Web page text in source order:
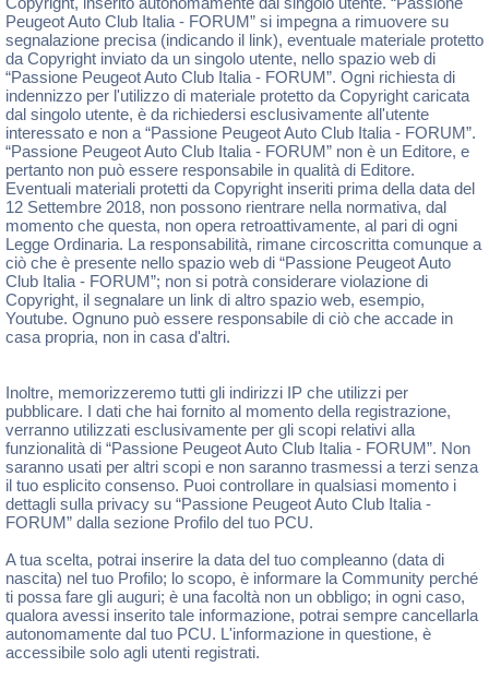
Peugeot Auto Club Italia - FORUM” si impegna a rimuovere su
segnalazione precisa (indicando il link), eventuale materiale protetto
da Copyright inviato da un singolo utente, nello spazio web di
“Passione Peugeot Auto Club Italia - FORUM”. Ogni richiesta di
indennizzo per l'utilizzo di materiale protetto da Copyright caricata
dal singolo utente, è da richiedersi esclusivamente all'utente
interessato e non a “Passione Peugeot Auto Club Italia - FORUM”.
“Passione Peugeot Auto Club Italia - FORUM” non è un Editore, e
pertanto non può essere responsabile in qualità di Editore.
Eventuali materiali protetti da Copyright inseriti prima della data del
12 Settembre 2018, non possono rientrare nella normativa, dal
momento che questa, non opera retroattivamente, al pari di ogni
Legge Ordinaria. La responsabilità, rimane circoscritta comunque a
ciò che è presente nello spazio web di “Passione Peugeot Auto
Club Italia - FORUM”; non si potrà considerare violazione di
Copyright, il segnalare un link di altro spazio web, esempio,
Youtube. Ognuno può essere responsabile di ciò che accade in
casa propria, non in casa d'altri.
Inoltre, memorizzeremo tutti gli indirizzi IP che utilizzi per
pubblicare. I dati che hai fornito al momento della registrazione,
verranno utilizzati esclusivamente per gli scopi relativi alla
funzionalità di “Passione Peugeot Auto Club Italia - FORUM”. Non
saranno usati per altri scopi e non saranno trasmessi a terzi senza
il tuo esplicito consenso. Puoi controllare in qualsiasi momento i
dettagli sulla privacy su “Passione Peugeot Auto Club Italia -
FORUM” dalla sezione Profilo del tuo PCU.
A tua scelta, potrai inserire la data del tuo compleanno (data di
nascita) nel tuo Profilo; lo scopo, è informare la Community perché
ti possa fare gli auguri; è una facoltà non un obbligo; in ogni caso,
qualora avessi inserito tale informazione, potrai sempre cancellarla
autonomamente dal tuo PCU. L'informazione in questione, è
accessibile solo agli utenti registrati.